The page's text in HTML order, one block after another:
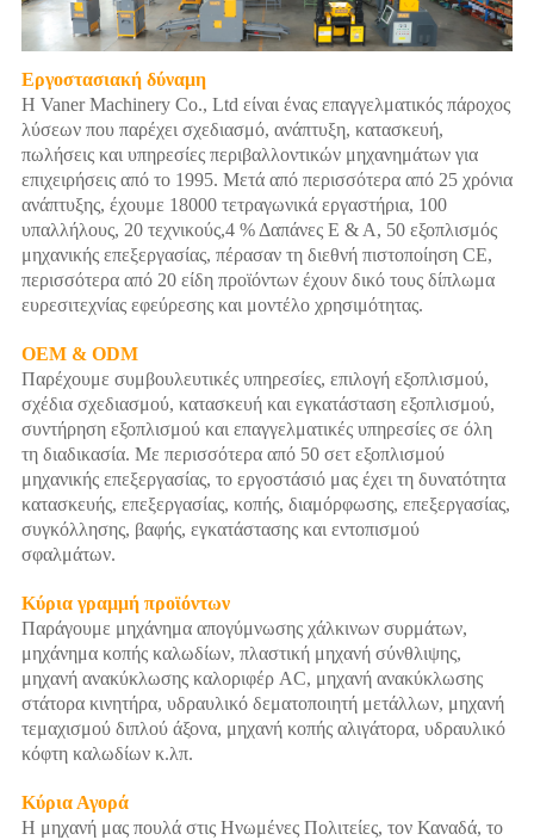
Εργοστασιακή δύναμη
Η Vaner Machinery Co., Ltd είναι ένας επαγγελματικός πάροχος
λύσεων που παρέχει σχεδιασμό, ανάπτυξη, κατασκευή,
πωλήσεις και υπηρεσίες περιβαλλοντικών μηχανημάτων για
επιχειρήσεις από το 1995. Μετά από περισσότερα από 25 χρόνια
ανάπτυξης, έχουμε 18000 τετραγωνικά εργαστήρια, 100
υπαλλήλους, 20 τεχνικούς,4 % Δαπάνες Ε & Α, 50 εξοπλισμός
μηχανικής επεξεργασίας, πέρασαν τη διεθνή πιστοποίηση CE,
περισσότερα από 20 είδη προϊόντων έχουν δικό τους δίπλωμα
ευρεσιτεχνίας εφεύρεσης και μοντέλο χρησιμότητας.
OEM & ODM
Παρέχουμε συμβουλευτικές υπηρεσίες, επιλογή εξοπλισμού,
σχέδια σχεδιασμού, κατασκευή και εγκατάσταση εξοπλισμού,
συντήρηση εξοπλισμού και επαγγελματικές υπηρεσίες σε όλη
τη διαδικασία. Με περισσότερα από 50 σετ εξοπλισμού
μηχανικής επεξεργασίας, το εργοστάσιό μας έχει τη δυνατότητα
κατασκευής, επεξεργασίας, κοπής, διαμόρφωσης, επεξεργασίας,
συγκόλλησης, βαφής, εγκατάστασης και εντοπισμού
σφαλμάτων.
Κύρια γραμμή προϊόντων
Παράγουμε μηχάνημα απογύμνωσης χάλκινων συρμάτων,
μηχάνημα κοπής καλωδίων, πλαστική μηχανή σύνθλιψης,
μηχανή ανακύκλωσης καλοριφέρ AC, μηχανή ανακύκλωσης
στάτορα κινητήρα, υδραυλικό δεματοποιητή μετάλλων, μηχανή
τεμαχισμού διπλού άξονα, μηχανή κοπής αλιγάτορα, υδραυλικό
κόφτη καλωδίων κ.λπ.
Κύρια Αγορά
Η μηχανή μας πουλά στις Ηνωμένες Πολιτείες, τον Καναδά, το